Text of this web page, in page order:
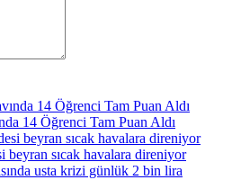
14 Öğrenci Tam Puan Aldı
beyran sıcak havalara direniyor